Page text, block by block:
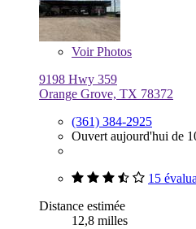
VoirPhotos
9198 Hwy 359
Orange Grove, TX 78372
(361) 384-2925
Ouvert aujourd'hui de
15
Distance estimée
12,8 milles